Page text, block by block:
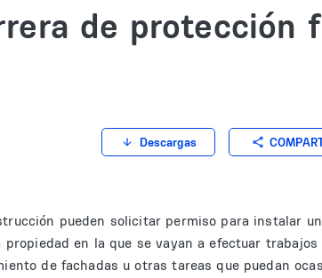
de protección
Descargas
pueden solicitar permiso para instalar
en la que se vayan a efectuar trabajos
de fachadas u otras tareas que puedan